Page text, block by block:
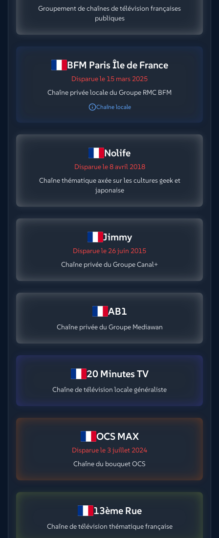
Groupement de chaînes de télévision françaises
publiques
BFM Paris Île de France
Disparuele 15 mars 2025
Chaîne privée locale du Groupe RMC BFM
Chaîne locale
Nolife
Disparuele 8 avril 2018
Chaîne thématique axée sur les cultures geek et
japonaise
Jimmy
Disparuele 26 juin 2015
Chaîne privée du Groupe Canal+
AB1
Chaîne privée du Groupe Mediawan
20 Minutes TV
Chaîne de télévision locale généraliste
OCS MAX
Disparuele 3 juillet 2024
Chaîne du bouquet OCS
13ème Rue
Chaîne de télévision thématique française